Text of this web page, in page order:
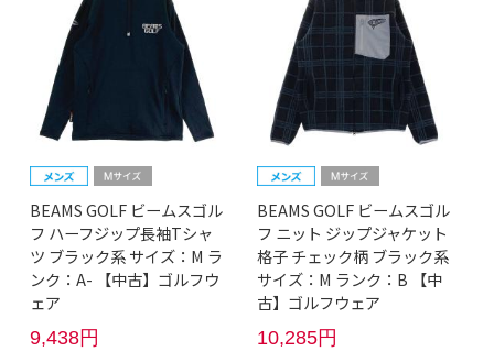
BEAMS GOLF ビームスゴル
フ ハーフジップ長袖Tシャ
ツ ブラック系 サイズ：M ラ
ンク：A- 【中古】ゴルフウ
ェア
9,438円
BEAMS GOLF ビームスゴル
フ ニット ジップジャケット
格子 チェック柄 ブラック系
サイズ：M ランク：B 【中
古】ゴルフウェア
10,285円